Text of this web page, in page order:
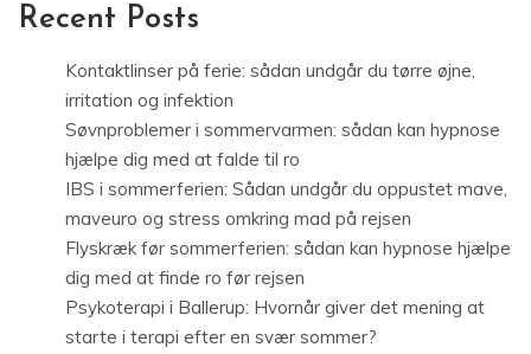
Recent Posts
Kontaktlinser på ferie: sådan undgår du tørre øjne,
irritation og infektion
Søvnproblemer i sommervarmen: sådan kan hypnose
hjælpe dig med at falde til ro
IBS i sommerferien: Sådan undgår du oppustet mave,
maveuro og stress omkring mad på rejsen
Flyskræk før sommerferien: sådan kan hypnose hjælpe
dig med at finde ro før rejsen
Psykoterapi i Ballerup: Hvornår giver det mening at
starte i terapi efter en svær sommer?